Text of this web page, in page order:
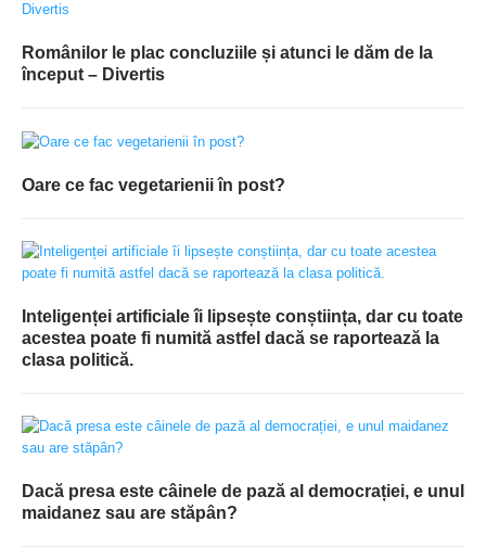
Românilor le plac concluziile și atunci le dăm de la
început – Divertis
Oare ce fac vegetarienii în post?
Inteligenței artificiale îi lipsește conștiința, dar cu toate
acestea poate fi numită astfel dacă se raportează la
clasa politică.
Dacă presa este câinele de pază al democrației, e unul
maidanez sau are stăpân?